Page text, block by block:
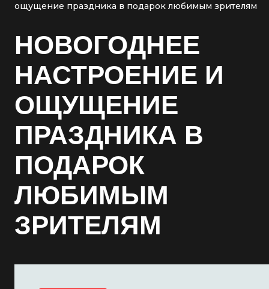
ощущение праздника в подарок любимым зрителям
НОВОГОДНЕЕ
НАСТРОЕНИЕ И
ОЩУЩЕНИЕ
ПРАЗДНИКА В
ПОДАРОК
ЛЮБИМЫМ
ЗРИТЕЛЯМ